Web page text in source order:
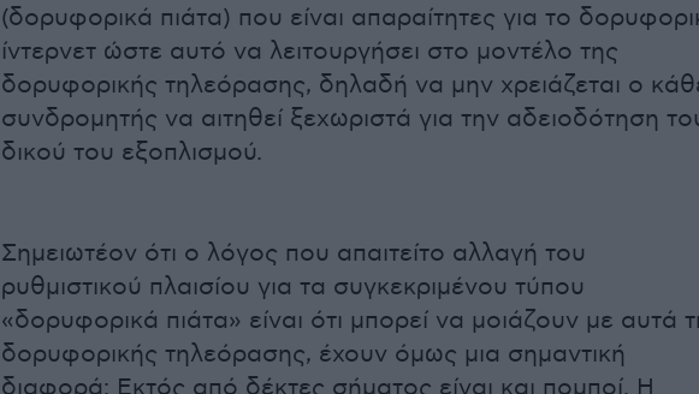
(δορυφορικά πιάτα) που είναι απαραίτητες για το
ίντερνετ ώστε αυτό να λειτουργήσει στο μοντέλο της
δορυφορικής τηλεόρασης, δηλαδή να μην χρειάζεται ο
συνδρομητής να αιτηθεί ξεχωριστά για την αδειοδότηση
δικού του εξοπλισμού.
Σημειωτέον ότι ο λόγος που απαιτείτο αλλαγή του
ρυθμιστικού πλαισίου για τα συγκεκριμένου τύπου
«δορυφορικά πιάτα» είναι ότι μπορεί να μοιάζουν με αυτά
δορυφορικής τηλεόρασης, έχουν όμως μια σημαντική
διαφορά: Εκτός από δέκτες σήματος είναι και πομποί. H